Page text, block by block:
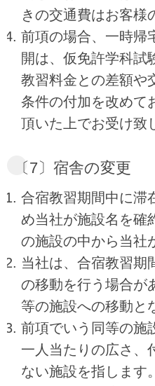
きの交通費はお客様
前項の場合、一時帰
開は、仮免許学科試
教習料金との差額や
条件の付加を改めて
頂いた上でお受け致
〔7〕宿舎の変更
合宿教習期間中に滞
め当社が施設名を確
の施設の中から当社
当社は、合宿教習期
の移動を行う場合が
等の施設への移動と
前項でいう同等の施
一人当たりの広さ、
ない施設を指します